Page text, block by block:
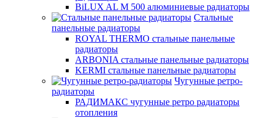
BiLUX AL M 500 алюминиевые радиаторы
Стальные
панельные радиаторы
ROYAL THERMO стальные панельные
радиаторы
ARBONIA стальные панельные радиаторы
KERMI стальные панельные радиаторы
Чугунные ретро-
радиаторы
РАДИМАКС чугунные ретро радиаторы
отопления